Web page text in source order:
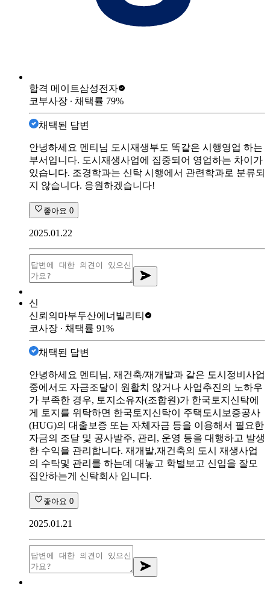
합격 메이트삼성전자
코부사장 ∙ 채택률 79%
채택된 답변
안녕하세요 멘티님 도시재생부도 똑같은 시행영업 하는
부서입니다. 도시재생사업에 집중되어 영업하는 차이가
있습니다. 조경학과는 신탁 시행에서 관련학과로 분류되
지 않습니다. 응원하겠습니다!
좋아요 0
2025.01.22
신
신뢰의마부두산에너빌리티
코사장 ∙ 채택률 91%
채택된 답변
안녕하세요 멘티님, 재건축/재개발과 같은 도시정비사업
중에서도 자금조달이 원활치 않거나 사업추진의 노하우
가 부족한 경우, 토지소유자(조합원)가 한국토지신탁에
게 토지를 위탁하면 한국토지신탁이 주택도시보증공사
(HUG)의 대출보증 또는 자체자금 등을 이용해서 필요한
자금의 조달 및 공사발주, 관리, 운영 등을 대행하고 발생
한 수익을 관리합니다. 재개발,재건축의 도시 재생사업
의 수탁및 관리를 하는데 대놓고 학벌보고 신입을 잘모
집안하는게 신탁회사 입니다.
좋아요 0
2025.01.21